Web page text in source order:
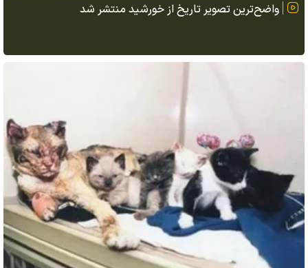
واضح‌ترین تصویر تاریخ از خورشید منتشر شد